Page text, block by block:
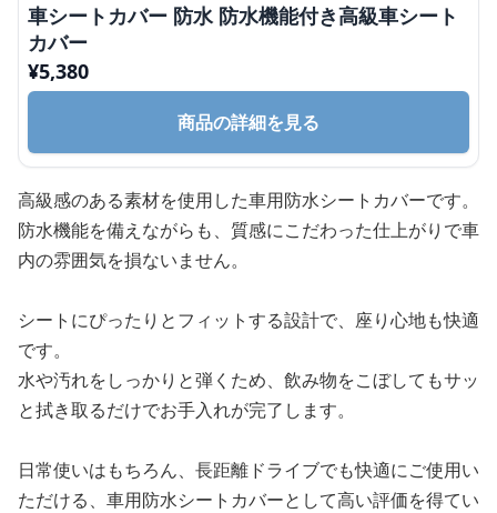
車シートカバー 防水 防水機能付き高級車シート
カバー
¥5,380
商品の詳細を見る
高級感のある素材を使用した車用防水シートカバーです。
防水機能を備えながらも、質感にこだわった仕上がりで車
内の雰囲気を損ないません。
シートにぴったりとフィットする設計で、座り心地も快適
です。
水や汚れをしっかりと弾くため、飲み物をこぼしてもサッ
と拭き取るだけでお手入れが完了します。
日常使いはもちろん、長距離ドライブでも快適にご使用い
ただける、車用防水シートカバーとして高い評価を得てい